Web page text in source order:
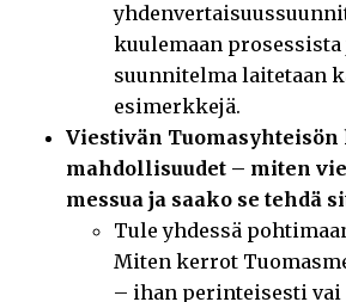
kuulemaan
suunnitelma laitetaan
esimerkkejä.
Viestivän Tuomasyhteisön
mahdollisuudet – miten
messua ja saako se tehdä
Tule yhdessä
Miten kerrot
– ihan perinteisesti